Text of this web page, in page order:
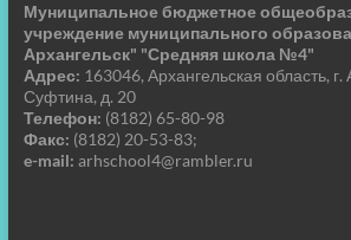
Муниципальное бюджетное
учреждение муниципального
Архангельск" "Средняя школа №4"
Адрес: 163046, Архангельская область, г.
Суфтина, д. 20
Телефон: (8182) 65-80-98
Факс: (8182) 20-53-83;
e-mail: arhschool4@rambler.ru